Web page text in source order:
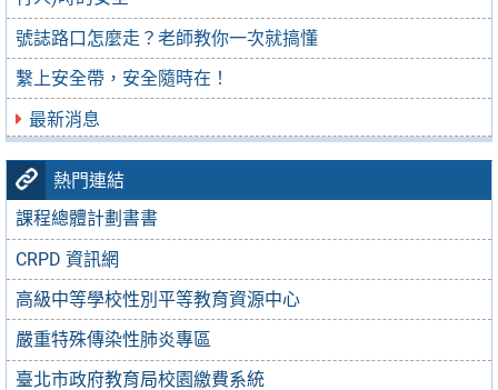
號誌路口怎麼走？老師教你一次就搞懂
繫上安全帶，安全隨時在！
最新消息
熱門連結
課程總體計劃書書
CRPD 資訊網
高級中等學校性別平等教育資源中心
嚴重特殊傳染性肺炎專區
臺北市政府教育局校園繳費系統